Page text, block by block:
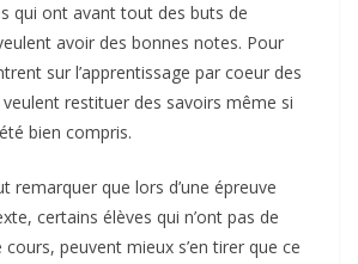
qui ont avant tout des buts de
avoir des bonnes notes. Pour
sur l’apprentissage par coeur des
restituer des savoirs même si
bien compris.
remarquer que lors d’une épreuve
certains élèves qui n’ont pas de
peuvent mieux s’en tirer que ce